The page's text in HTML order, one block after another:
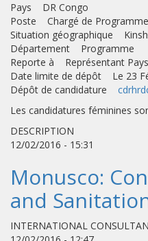
Pays DR Congo
Poste Chargé de
Situation géographique
Département Programme
Reporte à Représentant
Date limite de dépôt Le 23
Dépôt de candidature
Les candidatures féminines
DESCRIPTION
12/02/2016 - 15:31
Monusco:
and
INTERNATIONAL